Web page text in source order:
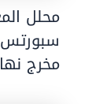
محلل
مخرج